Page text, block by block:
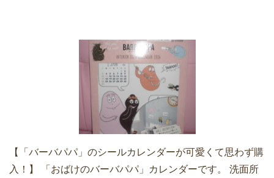
【「バーバパパ」のシールカレンダーが可愛くて思わず購
入！】 「おばけのバーバパパ」カレンダーです。 洗面所